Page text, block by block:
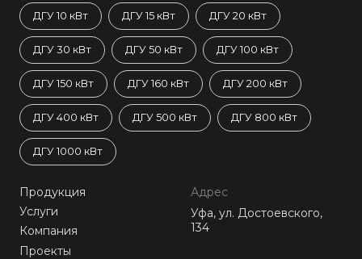
ДГУ 10 кВт ДГУ 15 кВт ДГУ 20 кВт
ДГУ 30 кВт ДГУ 50 кВт ДГУ 100 кВт
ДГУ 150 кВт ДГУ 160 кВт ДГУ 200 кВт
ДГУ 400 кВт ДГУ 500 кВт ДГУ 800 кВт
ДГУ 1000 кВт
Продукция
Услуги
Компания
Проекты
Адрес
Уфа, ул. Достоевского,
134